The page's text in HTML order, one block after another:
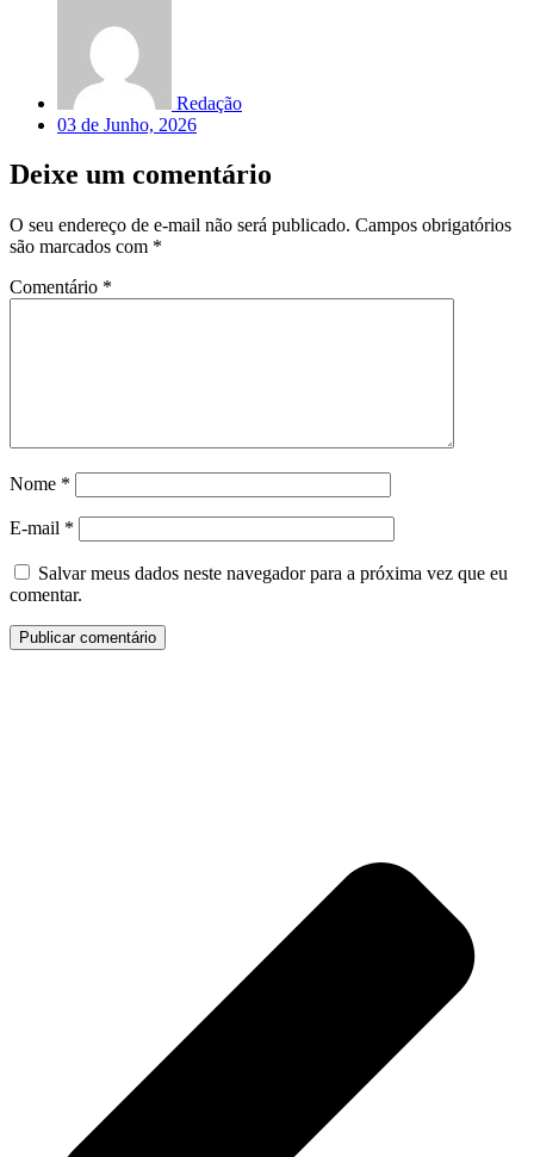
Redação
03 de Junho, 2026
Deixe um comentário
O seu endereço de e-mail não será publicado. Campos obrigatórios
são marcados com *
Comentário *
Nome *
E-mail *
Salvar meus dados neste navegador para a próxima vez que eu
comentar.